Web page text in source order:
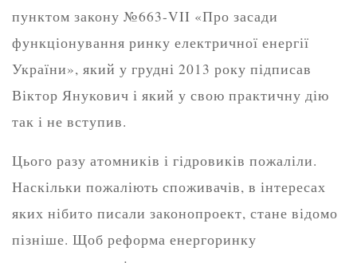
пунктом закону №663-VII «Про засади
функціонування ринку електричної енергії
України», який у грудні 2013 року підписав
Віктор Янукович і який у свою практичну дію
так і не вступив.
Цього разу атомників і гідровиків пожаліли.
Наскільки пожаліють споживачів, в інтересах
яких нібито писали законопроект, стане відомо
пізніше. Щоб реформа енергоринку